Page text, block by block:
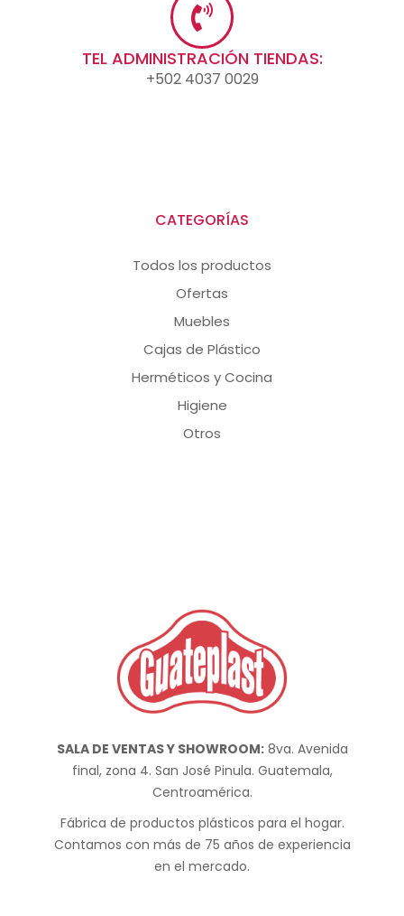
TEL ADMINISTRACIÓN TIENDAS:
+502 4037 0029
CATEGORÍAS
Todos los productos
Ofertas
Muebles
Cajas de Plástico
Herméticos y Cocina
Higiene
Otros
SALA DE VENTAS Y SHOWROOM:8va. Avenida
final, zona 4. San José Pinula. Guatemala,
Centroamérica.
Fábrica de productos plásticos para el hogar.
Contamos con más de 75 años de experiencia
en el mercado.